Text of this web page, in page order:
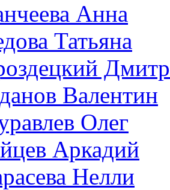
Анна
Татьяна
Валентин
Олег
Аркадий
Нелли